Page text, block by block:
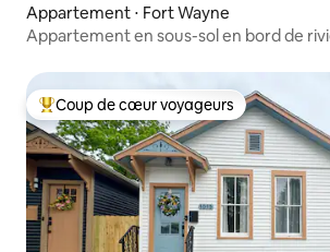
Appartement ⋅ Fort Wayne
Appartement en sous-sol en bord de
Coups de cœur voyageurs les plus
Coup de cœur voyageurs